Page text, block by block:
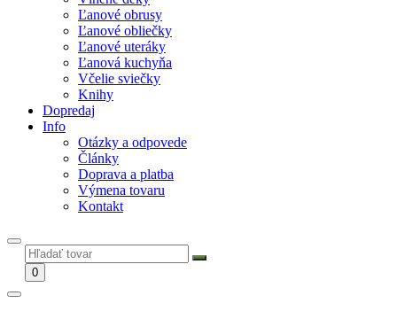
Ľanové obrusy
Ľanové obliečky
Ľanové uteráky
Ľanová kuchyňa
Včelie sviečky
Knihy
Dopredaj
Info
Otázky a odpovede
Články
Doprava a platba
Výmena tovaru
Kontakt
0